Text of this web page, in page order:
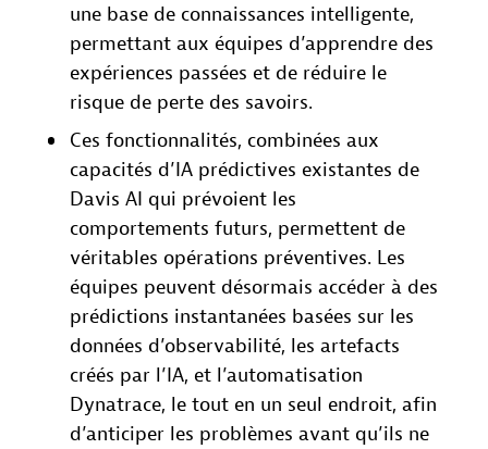
une base de connaissances intelligente,
permettant aux équipes d’apprendre des
expériences passées et de réduire le
risque de perte des savoirs.
Ces fonctionnalités, combinées aux
capacités d’IA prédictives existantes de
Davis AI qui prévoient les
comportements futurs, permettent de
véritables opérations préventives. Les
équipes peuvent désormais accéder à des
prédictions instantanées basées sur les
données d’observabilité, les artefacts
créés par l’IA, et l’automatisation
Dynatrace, le tout en un seul endroit, afin
d’anticiper les problèmes avant qu’ils ne